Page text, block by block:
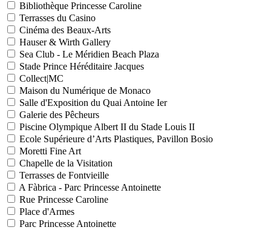
Bibliothèque Princesse Caroline
Terrasses du Casino
Cinéma des Beaux-Arts
Hauser & Wirth Gallery
Sea Club - Le Méridien Beach Plaza
Stade Prince Héréditaire Jacques
Collect|MC
Maison du Numérique de Monaco
Salle d'Exposition du Quai Antoine Ier
Galerie des Pêcheurs
Piscine Olympique Albert II du Stade Louis II
Ecole Supérieure d’Arts Plastiques, Pavillon Bosio
Moretti Fine Art
Chapelle de la Visitation
Terrasses de Fontvieille
A Fàbrica - Parc Princesse Antoinette
Rue Princesse Caroline
Place d'Armes
Parc Princesse Antoinette